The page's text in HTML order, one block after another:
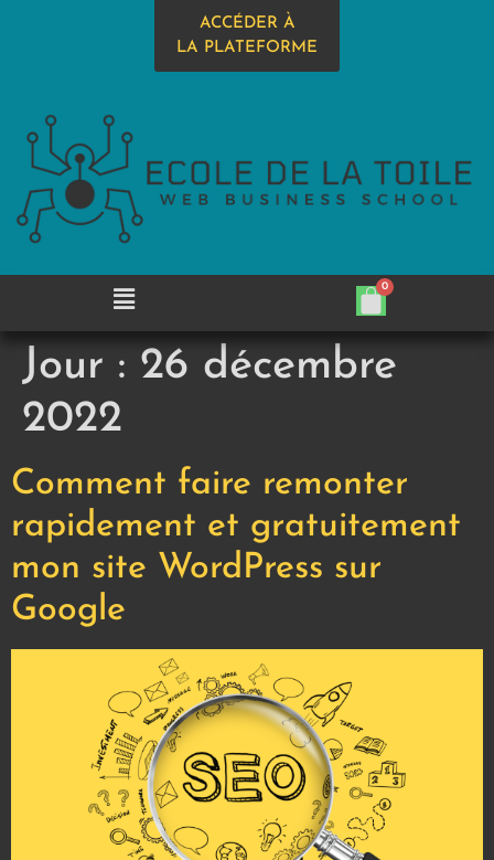
ACCÉDER À
LA PLATEFORME
Jour : 26 décembre
2022
Comment faire remonter
rapidement et gratuitement
mon site WordPress sur
Google